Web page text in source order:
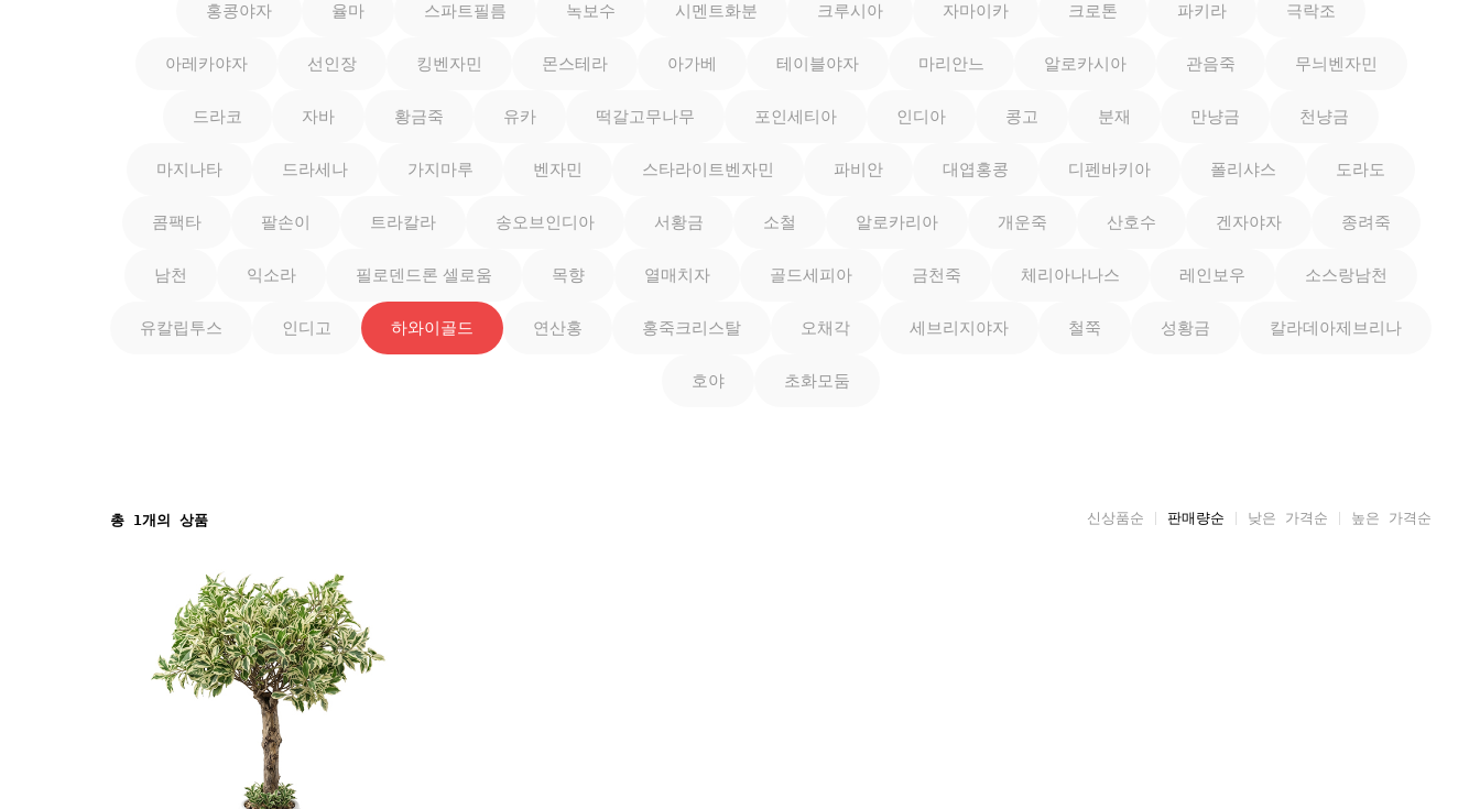
홍콩야자 율마 스파트필름 녹보수 시멘트화분 크루시아 자마이카 크로톤 파키라 극락조
아레카야자 선인장 킹벤자민 몬스테라 아가베 테이블야자 마리안느 알로카시아 관음죽 무늬벤자민
드라코 자바 황금죽 유카 떡갈고무나무 포인세티아 인디아 콩고 분재 만냥금 천냥금
마지나타 드라세나 가지마루 벤자민 스타라이트벤자민 파비안 대엽홍콩 디펜바키아 폴리샤스 도라도
콤팩타 팔손이 트라칼라 송오브인디아 서황금 소철 알로카리아 개운죽 산호수 겐자야자 종려죽
남천 익소라 필로덴드론 셀로움 목향 열매치자 골드세피아 금천죽 체리아나나스 레인보우 소스랑남천
유칼립투스 인디고 하와이골드 연산홍 홍죽크리스탈 오채각 세브리지야자 철쭉 성황금 칼라데아제브리나
호야 초화모둠
총 1개의 상품 신상품순 판매량순 낮은 가격순 높은 가격순